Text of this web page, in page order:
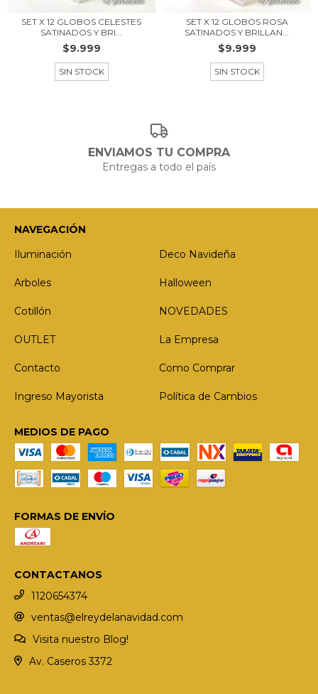
SET X 12 GLOBOS CELESTES
SATINADOS Y BRI...
$9.999
SIN STOCK
SET X 12 GLOBOS ROSA
SATINADOS Y BRILLAN...
$9.999
SIN STOCK
ENVIAMOS TU COMPRA
Entregas a todo el país
NAVEGACIÓN
Iluminación
Deco Navideña
Arboles Halloween
Cotillón NOVEDADES
OUTLET La Empresa
Contacto Como Comprar
Ingreso Mayorista Política de Cambios
MEDIOS DE PAGO
FORMAS DE ENVÍO
CONTACTANOS
1120654374
ventas@elreydelanavidad.com
Visita nuestro Blog!
Av. Caseros 3372